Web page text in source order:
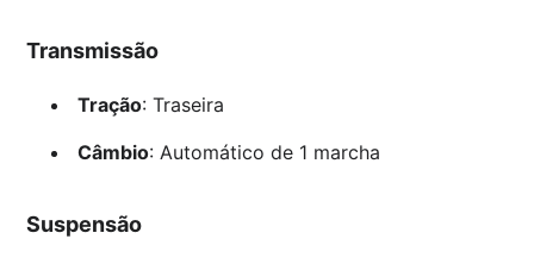
Transmissão
Tração: Traseira
Câmbio: Automático de 1 marcha
Suspensão